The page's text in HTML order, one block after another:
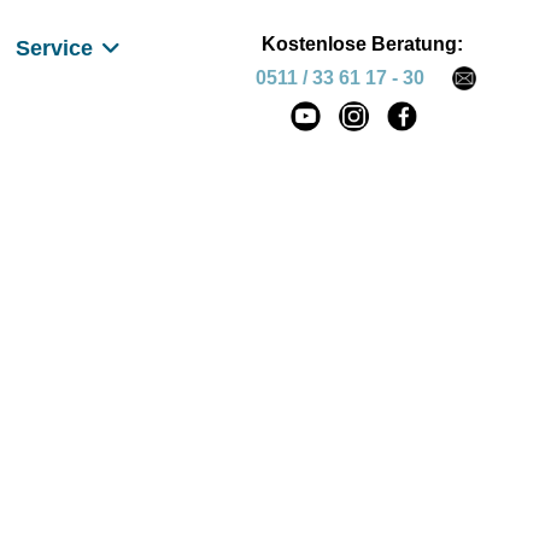
Service
Kostenlose Beratung:
0511 / 33 61 17 - 30